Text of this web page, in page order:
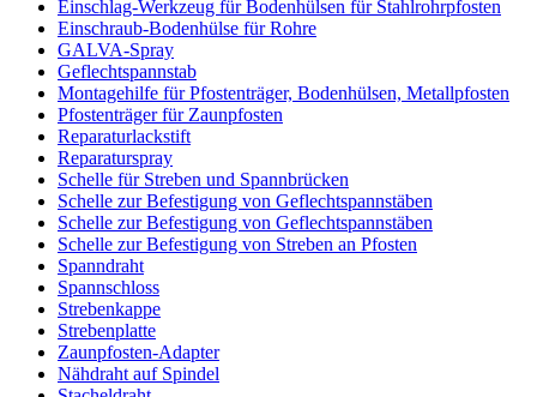
Einschlag-Werkzeug für Bodenhülsen für Stahlrohrpfosten
Einschraub-Bodenhülse für Rohre
GALVA-Spray
Geflechtspannstab
Montagehilfe für Pfostenträger, Bodenhülsen, Metallpfosten
Pfostenträger für Zaunpfosten
Reparaturlackstift
Reparaturspray
Schelle für Streben und Spannbrücken
Schelle zur Befestigung von Geflechtspannstäben
Schelle zur Befestigung von Geflechtspannstäben
Schelle zur Befestigung von Streben an Pfosten
Spanndraht
Spannschloss
Strebenkappe
Strebenplatte
Zaunpfosten-Adapter
Nähdraht auf Spindel